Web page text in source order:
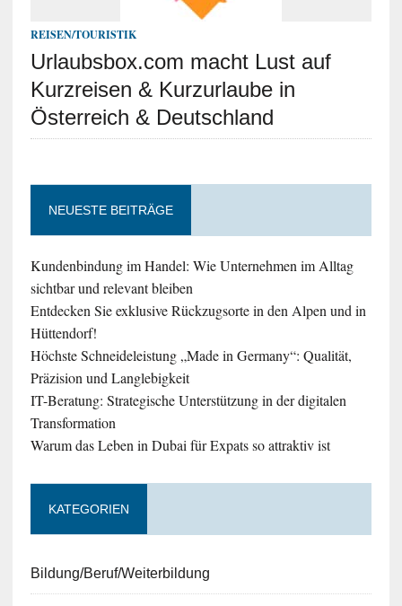
REISEN/TOURISTIK
Urlaubsbox.com macht Lust auf
Kurzreisen & Kurzurlaube in
Österreich & Deutschland
NEUESTE BEITRÄGE
Kundenbindung im Handel: Wie Unternehmen im Alltag
sichtbar und relevant bleiben
Entdecken Sie exklusive Rückzugsorte in den Alpen und in
Hüttendorf!
Höchste Schneideleistung „Made in Germany“: Qualität,
Präzision und Langlebigkeit
IT-Beratung: Strategische Unterstützung in der digitalen
Transformation
Warum das Leben in Dubai für Expats so attraktiv ist
KATEGORIEN
Bildung/Beruf/Weiterbildung